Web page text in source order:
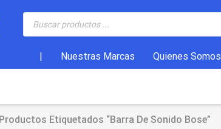
Nuestras Marcas Quienes Somos
Productos Etiquetados “barra De Sonido Bose”